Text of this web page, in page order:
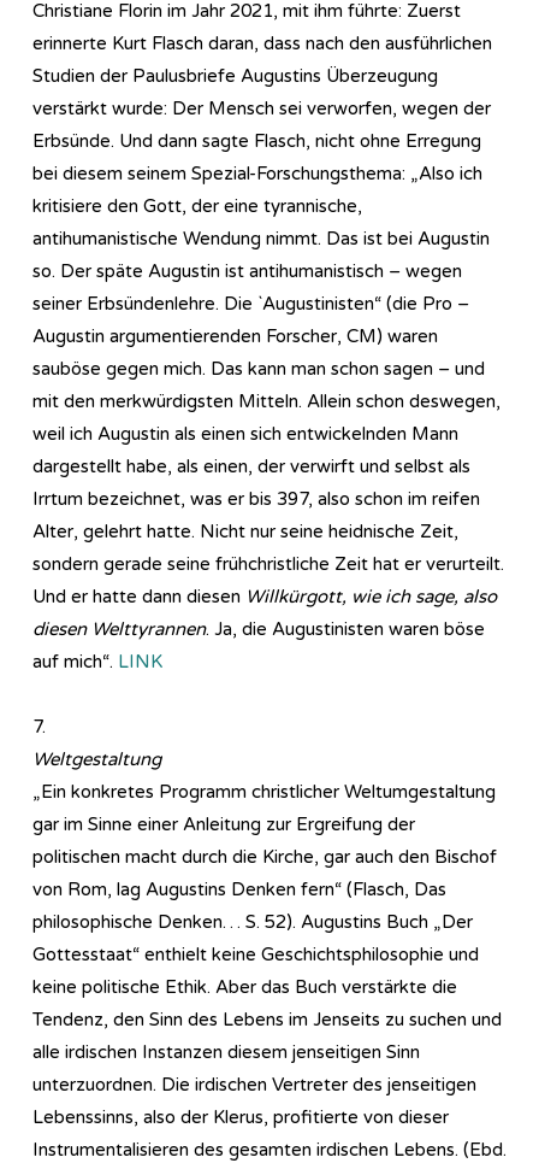
Christiane Florin im Jahr 2021, mit ihm führte: Zuerst
erinnerte Kurt Flasch daran, dass nach den ausführlichen
Studien der Paulusbriefe Augustins Überzeugung
verstärkt wurde: Der Mensch sei verworfen, wegen der
Erbsünde. Und dann sagte Flasch, nicht ohne Erregung
bei diesem seinem Spezial-Forschungsthema: „Also ich
kritisiere den Gott, der eine tyrannische,
antihumanistische Wendung nimmt. Das ist bei Augustin
so. Der späte Augustin ist antihumanistisch – wegen
seiner Erbsündenlehre. Die `Augustinisten“ (die Pro –
Augustin argumentierenden Forscher, CM) waren
sauböse gegen mich. Das kann man schon sagen – und
mit den merkwürdigsten Mitteln. Allein schon deswegen,
weil ich Augustin als einen sich entwickelnden Mann
dargestellt habe, als einen, der verwirft und selbst als
Irrtum bezeichnet, was er bis 397, also schon im reifen
Alter, gelehrt hatte. Nicht nur seine heidnische Zeit,
sondern gerade seine frühchristliche Zeit hat er verurteilt.
Und er hatte dann diesen Willkürgott, wie ich sage, also
diesen Welttyrannen. Ja, die Augustinisten waren böse
auf mich“. LINK
7.
Weltgestaltung
„Ein konkretes Programm christlicher Weltumgestaltung
gar im Sinne einer Anleitung zur Ergreifung der
politischen macht durch die Kirche, gar auch den Bischof
von Rom, lag Augustins Denken fern“ (Flasch, Das
philosophische Denken… S. 52). Augustins Buch „Der
Gottesstaat“ enthielt keine Geschichtsphilosophie und
keine politische Ethik. Aber das Buch verstärkte die
Tendenz, den Sinn des Lebens im Jenseits zu suchen und
alle irdischen Instanzen diesem jenseitigen Sinn
unterzuordnen. Die irdischen Vertreter des jenseitigen
Lebenssinns, also der Klerus, profitierte von dieser
Instrumentalisieren des gesamten irdischen Lebens. (Ebd.